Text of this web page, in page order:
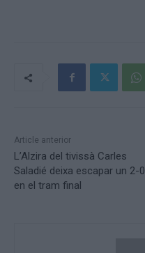
Article anterior
L’Alzira del tivissà Carles
Saladié deixa escapar un 2-0
en el tram final